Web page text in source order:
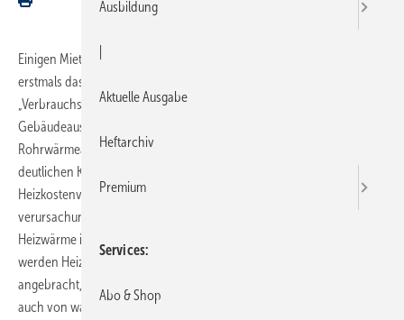
Einigen Mietern gehen dieser Tage Heizkostenrechnungen zu, die
erstmals das Beiblatt der Richtlinie 2077
„Verbrauchskostenabrechnung für die Technische
Gebäudeausrüstung; Verfahren zur Berücksichtigung des
Rohrwärmeanteils“ berücksichtigen. Dadurch kann es zu teilweise
deutlichen Kostenverschiebungen kommen. Die
Heizkostenverordnung gibt vor, dass entstehende Heizkosten
verursachungsgerecht und verbrauchsabhängig zu verteilen sind. Da
Heizwärme in erster Linie von den Heizkörpern abgegeben wird,
werden Heizkostenverteiler folgerichtig an den Heizkörpern
angebracht, um die gelieferte Heizwärme zu messen. Wärme wird aber
auch von warmen Flächen im Raum abgegeben, so z.B. von
Ausbildung
Aktuelle Ausgabe
Heftarchiv
Premium
Services
Abo & Shop